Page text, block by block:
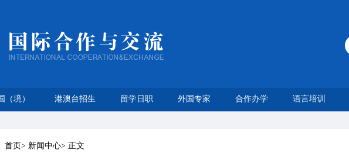
（境） 港澳台招生 留学日职 外国专家 合作办学 语言培训
首页> 新闻中心> 正文